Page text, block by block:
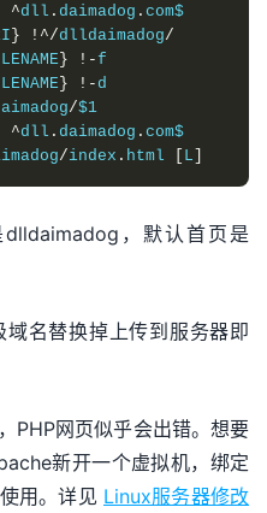
^dll . daimadog .
} !^/dlldaimadog/
} !-
} !-
/
^dll . daimadog .
/index . html L
，默认首页是
名替换掉上传到服务器即
PHP网页似乎会出错。想要
新开一个虚拟机，绑定
用。详见 Linux服务器修改